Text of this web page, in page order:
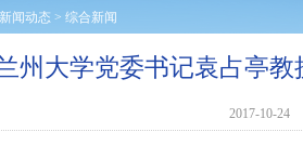
新闻动态 > 综合新闻
州大学党委书记袁占亭
2017-10-24